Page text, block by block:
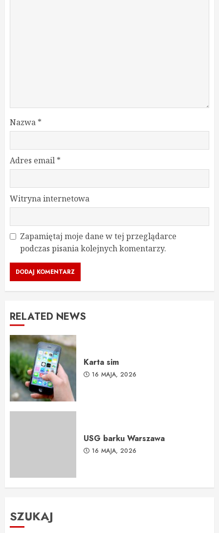
Nazwa *
Adres email *
Witryna internetowa
Zapamiętaj moje dane w tej przeglądarce
podczas pisania kolejnych komentarzy.
RELATED NEWS
Karta sim
16 MAJA, 2026
USG barku Warszawa
16 MAJA, 2026
SZUKAJ